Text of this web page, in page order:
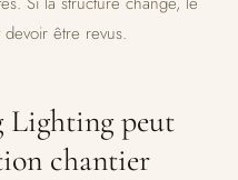
être revus.
Lighting peut
chantier